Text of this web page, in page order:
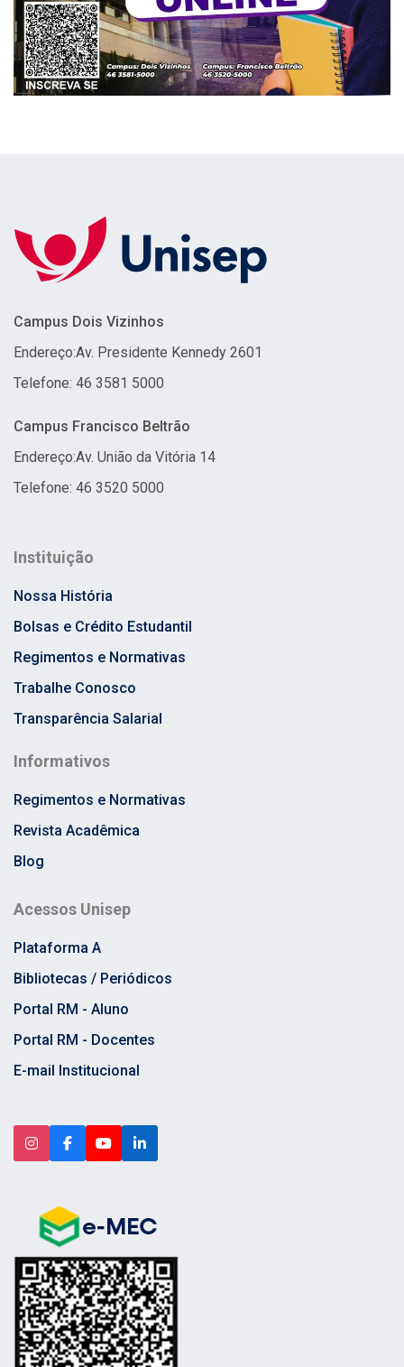
Campus Dois Vizinhos
Endereço:Av. Presidente Kennedy 2601
Telefone: 46 3581 5000
Campus Francisco Beltrão
Endereço:Av. União da Vitória 14
Telefone: 46 3520 5000
Instituição
Nossa História
Bolsas e Crédito Estudantil
Regimentos e Normativas
Trabalhe Conosco
Transparência Salarial
Informativos
Regimentos e Normativas
Revista Acadêmica
Blog
Acessos Unisep
Plataforma A
Bibliotecas / Periódicos
Portal RM - Aluno
Portal RM - Docentes
E-mail Institucional